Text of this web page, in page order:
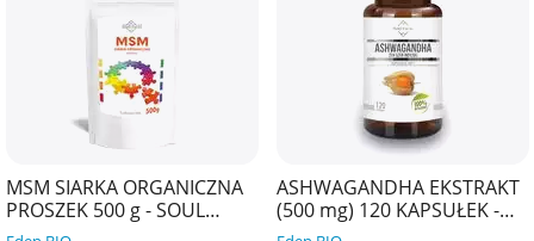
MSM SIARKA ORGANICZNA
PROSZEK 500 g - SOUL
FARM
ASHWAGANDHA EKSTRAKT
(500 mg) 120 KAPSUŁEK -
SOUL FARM